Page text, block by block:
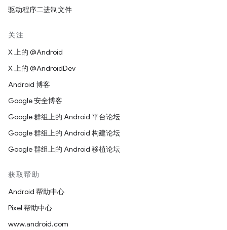
驱动程序二进制文件
关注
X 上的 @Android
X 上的 @AndroidDev
Android 博客
Google 安全博客
Google 群组上的 Android 平台论坛
Google 群组上的 Android 构建论坛
Google 群组上的 Android 移植论坛
获取帮助
Android 帮助中心
Pixel 帮助中心
www.android.com